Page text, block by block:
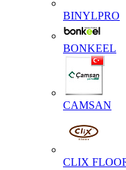
BINYLPRO
BONKEEL
CAMSAN
CLIX